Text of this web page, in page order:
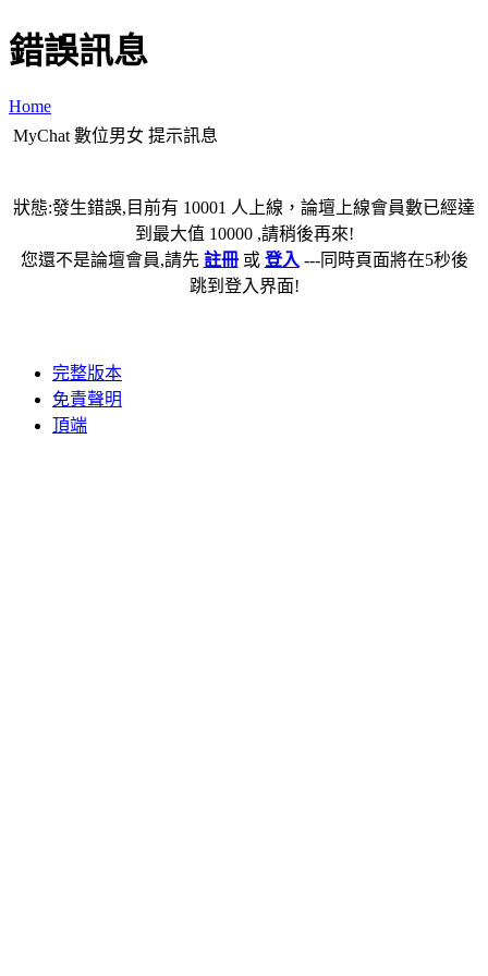
錯誤訊息
Home
MyChat 數位男女 提示訊息
狀態:發生錯誤,目前有 10001 人上線，論壇上線會員數已經達
到最大值 10000 ,請稍後再來!
您還不是論壇會員,請先 註冊或 登入 ---同時頁面將在5秒後
跳到登入界面!
完整版本
免責聲明
頂端